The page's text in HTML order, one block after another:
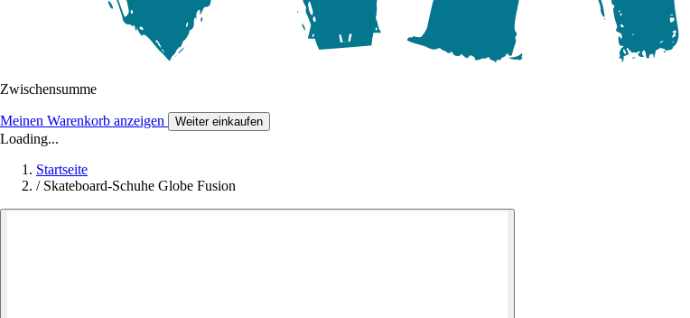
Zwischensumme
Meinen Warenkorb anzeigen Weiter einkaufen
Loading...
Startseite
/ Skateboard-Schuhe Globe Fusion